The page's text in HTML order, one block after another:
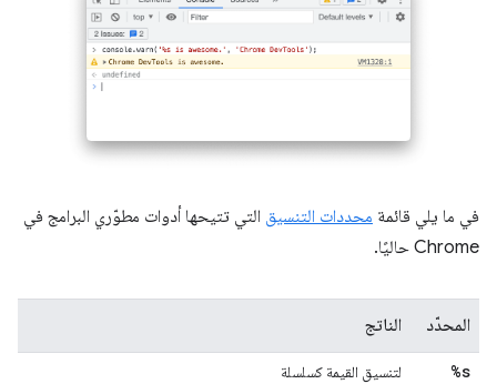
في ما يلي قائمة محددات التنسيق التي تتيحها أدوات مطوّري البرامج في
Chrome حاليًا.
المحدّد الناتج
%s لتنسيق القيمة كسلسلة